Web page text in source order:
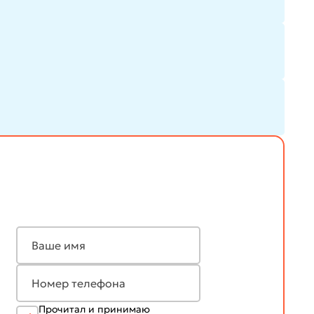
Прочитал и принимаю